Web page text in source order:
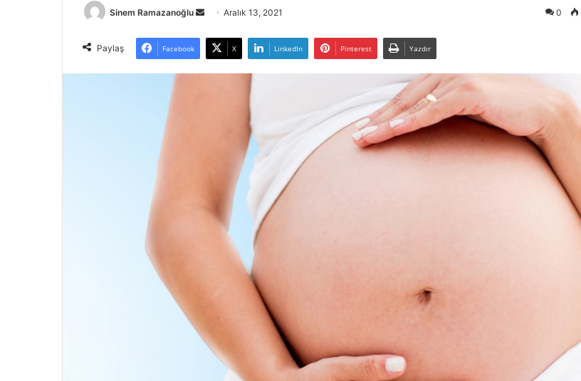
Sinem Ramazanoğlu
Bir
posta
Aralık 13, 2021 0
Paylaş Facebook X LinkedIn Pinterest Yazdır